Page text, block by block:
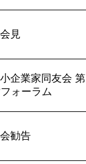
見
企業家同友会 第
ォーラム
勧告